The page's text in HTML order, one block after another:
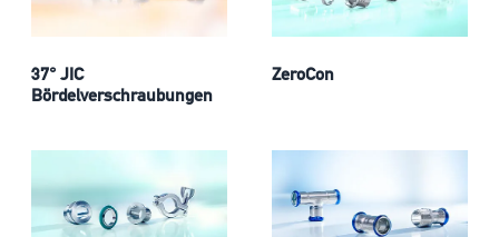
37° JIC
Bördelverschraubungen
ZeroCon